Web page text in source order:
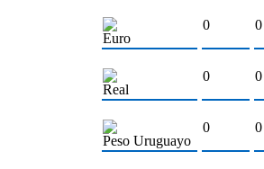
Euro
0 0
Real
0 0
Peso Uruguayo
0 0